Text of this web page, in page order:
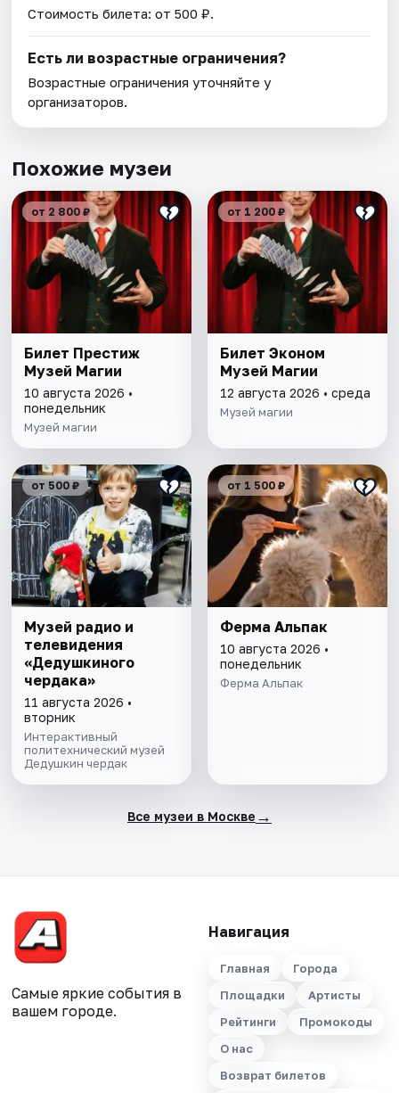
Стоимость билета: от 500 ₽.
Есть ли возрастные ограничения?
Возрастные ограничения уточняйте у
организаторов.
Похожие музеи
от 2 800 ₽
Билет Престиж
Музей Магии
10 августа 2026 •
понедельник
Музей магии
от 1 200 ₽
Билет Эконом
Музей Магии
12 августа 2026 • среда
Музей магии
от 500 ₽
Музей радио и
телевидения
«Дедушкиного
чердака»
11 августа 2026 •
вторник
Интерактивный
политехнический музей
Дедушкин чердак
от 1 500 ₽
Ферма Альпак
10 августа 2026 •
понедельник
Ферма Альпак
Все музеи в Москве →
Самые яркие события в
вашем городе.
Навигация
Главная
Города
Площадки
Артисты
Рейтинги
Промокоды
О нас
Возврат билетов